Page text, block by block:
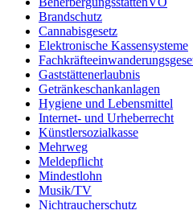
Brandschutz
Cannabisgesetz
Elektronische Kassensysteme
Gaststättenerlaubnis
Getränkeschankanlagen
Hygiene und Lebensmittel
Internet- und Urheberrecht
Künstlersozialkasse
Mehrweg
Meldepflicht
Mindestlohn
Musik/TV
Nichtraucherschutz